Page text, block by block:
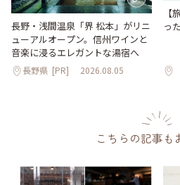
長野・浅間温泉「界 松本」がリニ
ューアルオープン。信州ワインと
音楽に浸るエレガントな湯宿へ
長野県 [PR] 2026.08.05
【
っ
こちらの記事も